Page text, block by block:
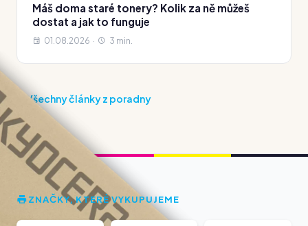
Máš doma staré tonery? Kolik za ně můžeš
dostat a jak to funguje
01.08.2026 · 3 min.
Všechny články z poradny
ZNAČKY, KTERÉ VYKUPUJEME